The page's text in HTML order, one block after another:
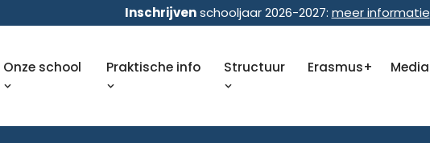
Inschrijvenschooljaar 2026-2027: meer informatie
Onze school Praktische info Structuur Erasmus+ Media